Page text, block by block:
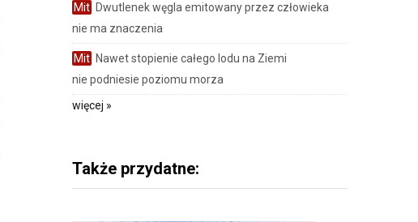
Mit Dwutlenek węgla emitowany przez człowieka
nie ma znaczenia
Mit Nawet stopienie całego lodu na Ziemi
nie podniesie poziomu morza
więcej »
Także przydatne: